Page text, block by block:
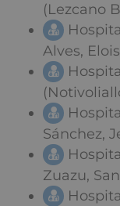
(Lezcano
Alves,
Sánchez,
Zuazu,